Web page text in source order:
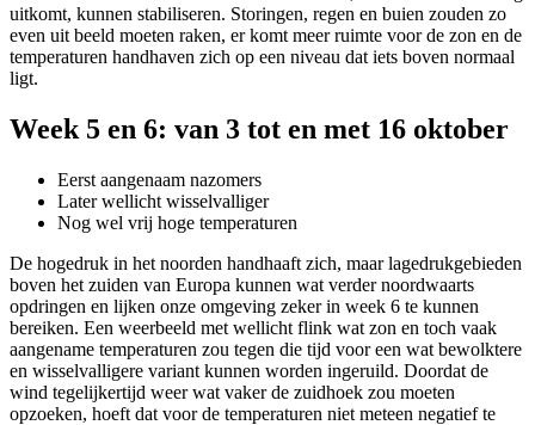
uitkomt, kunnen stabiliseren. Storingen, regen en buien zouden zo
even uit beeld moeten raken, er komt meer ruimte voor de zon en de
temperaturen handhaven zich op een niveau dat iets boven normaal
ligt.
Week 5 en 6: van 3 tot en met 16 oktober
Eerst aangenaam nazomers
Later wellicht wisselvalliger
Nog wel vrij hoge temperaturen
De hogedruk in het noorden handhaaft zich, maar lagedrukgebieden
boven het zuiden van Europa kunnen wat verder noordwaarts
opdringen en lijken onze omgeving zeker in week 6 te kunnen
bereiken. Een weerbeeld met wellicht flink wat zon en toch vaak
aangename temperaturen zou tegen die tijd voor een wat bewolktere
en wisselvalligere variant kunnen worden ingeruild. Doordat de
wind tegelijkertijd weer wat vaker de zuidhoek zou moeten
opzoeken, hoeft dat voor de temperaturen niet meteen negatief te